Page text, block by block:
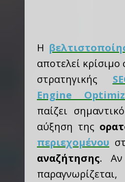
Η
αποτελεί κρίσιμο
στρατηγικής
Engine
παίζει
αύξηση της
περιεχομένου
αναζήτησης. Αν